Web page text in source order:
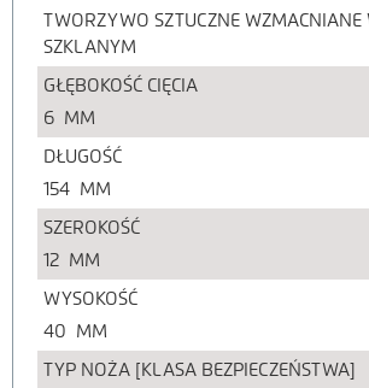
TWORZYWO SZTUCZNE WZMACNIANE
SZKLANYM
GŁĘBOKOŚĆ CIĘCIA
6 MM
DŁUGOŚĆ
154 MM
SZEROKOŚĆ
12 MM
WYSOKOŚĆ
40 MM
TYP NOŻA [KLASA BEZPIECZEŃSTWA]